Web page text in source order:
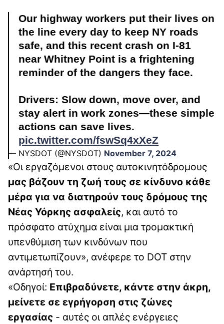
Our highway workers put their lives on
the line every day to keep NY roads
safe, and this recent crash on I-81
near Whitney Point is a frightening
reminder of the dangers they face.
Drivers: Slow down, move over, and
stay alert in work zones—these simple
actions can save lives.
pic.twitter.com/fswSq4xXeZ
— NYSDOT (@NYSDOT) November 7, 2024
«Οι εργαζόμενοι στους αυτοκινητόδρομους
μας βάζουν τη ζωή τους σε κίνδυνο κάθε
μέρα για να διατηρούν τους δρόμους της
Νέας Υόρκης ασφαλείς, και αυτό το
πρόσφατο ατύχημα είναι μια τρομακτική
υπενθύμιση των κινδύνων που
αντιμετωπίζουν», ανέφερε το DOT στην
ανάρτησή του.
«Οδηγοί: Επιβραδύνετε, κάντε στην άκρη,
μείνετε σε εγρήγορση στις ζώνες
εργασίας - αυτές οι απλές ενέργειες